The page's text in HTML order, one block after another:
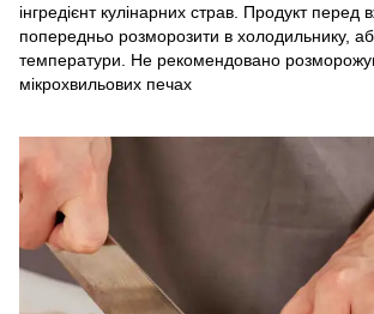
інгредієнт кулінарних страв. Продукт перед
попередньо розморозити в холодильнику,
температури. Не рекомендовано
мікрохвильових печах